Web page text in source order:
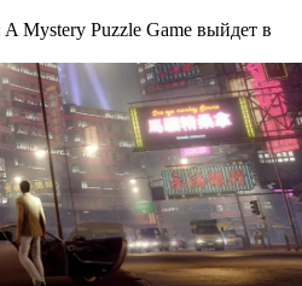
Mystery Puzzle Game выйдет в